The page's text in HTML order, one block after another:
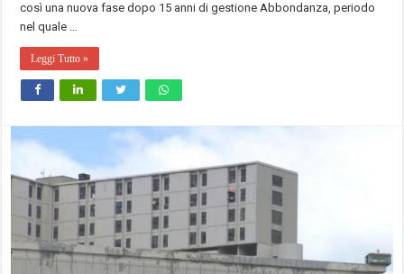
così una nuova fase dopo 15 anni di gestione Abbondanza, periodo
nel quale …
Leggi Tutto »